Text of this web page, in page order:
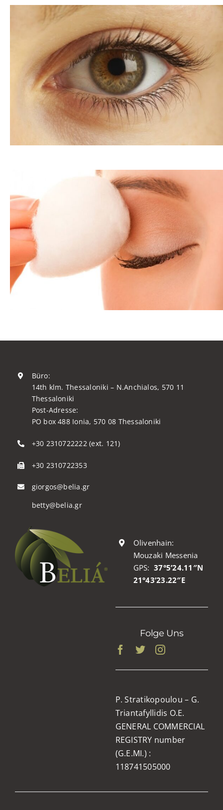
Büro:
14th klm. Thessaloniki – N.Anchialos, 570 11
Thessaloniki
Post-Adresse:
PO box 488 Ionia, 570 08 Thessaloniki
+30 2310722222 (ext. 121)
+30 2310722353
giorgos@belia.gr
betty@belia.gr
Olivenhain:
Mouzaki Messenia
GPS:37°5’24.11″N
21°43’23.22″E
Folge Uns
P. Stratikopoulou – G.
Triantafyllidis O.E.
GENERAL COMMERCIAL
REGISTRY number
(G.E.MI.) :
118741505000